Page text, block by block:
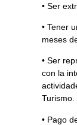
• Ser
• Tener
meses
• Ser
con la
Turismo.
• Pago